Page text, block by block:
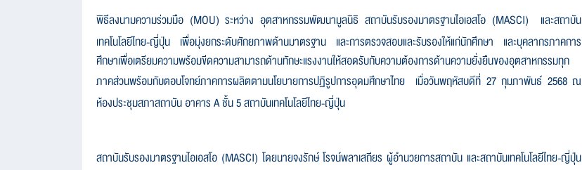
พิธีลงนามความร่วมมือ (MOU)ระหว่าง อุตสาหกรรมพัฒนามูลนิธิ สถาบันรับรองมาตรฐานไอเอสโอ (MASCI) และสถาบัน
เทคโนโลยีไทย-ญี่ปุ่น เพื่อมุ่งยกระดับศักยภาพด้านมาตรฐาน และการตรวจสอบและรับรองให้แก่นักศึกษา และบุคลากรภาคการ
ศึกษาเพื่อเตรียมความพร้อมขีดความสามารถด้านทักษะแรงงานให้สอดรับกับความต้องการด้านความยั่งยืนของอุตสาหกรรมทุก
ภาคส่วนพร้อมกับตอบโจทย์ภาคการผลิตตามนโยบายการปฏิรูปการอุดมศึกษาไทย
เมื่อวันพฤหัสบดีที่ 27 กุมภาพันธ์ 2568 ณ
ห้องประชุมสภาสถาบัน อาคารAชั้น5สถาบันเทคโนโลยีไทย-ญี่ปุ่น
สถาบันรับรองมาตรฐานไอเอสโอ (MASCI) โดยนายจงรักษ์ โรจน์พลาเสถียร ผู้อำนวยการสถาบัน และสถาบันเทคโนโลยีไทย-ญี่ปุ่น